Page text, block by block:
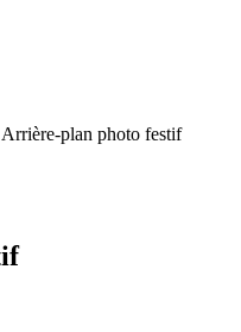
Arrière-plan photo festif